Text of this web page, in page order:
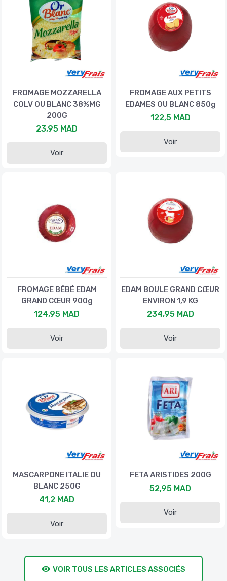
FROMAGE MOZZARELLA
COLV OU BLANC 38%MG
200G
23,95 MAD
Voir
FROMAGE AUX PETITS
EDAMES OU BLANC 850g
122,5 MAD
Voir
FROMAGE BÉBÉ EDAM
GRAND CŒUR 900g
124,95 MAD
Voir
EDAM BOULE GRAND CŒUR
ENVIRON 1,9 KG
234,95 MAD
Voir
MASCARPONE ITALIE OU
BLANC 250G
41,2 MAD
Voir
FETA ARISTIDES 200G
52,95 MAD
Voir
VOIR TOUS LES ARTICLES ASSOCIÉS